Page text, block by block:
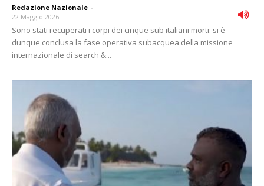
Redazione Nazionale -
22 Maggio 2026
Sono stati recuperati i corpi dei cinque sub italiani morti: si è
dunque conclusa la fase operativa subacquea della missione
internazionale di search &...